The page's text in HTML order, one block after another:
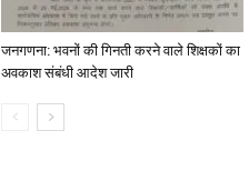
जनगणना: भवनों की गिनती करने वाले शिक्षकों का
अवकाश संबंधी आदेश जारी